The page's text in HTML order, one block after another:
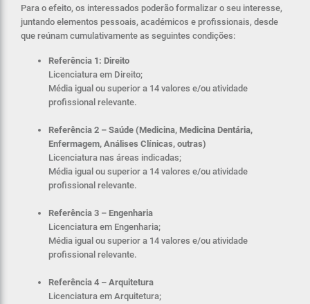
Para o efeito, os interessados poderão formalizar o seu interesse,
juntando elementos pessoais, académicos e profissionais, desde
que reúnam cumulativamente as seguintes condições:
Referência 1: Direito
Licenciatura em Direito;
Média igual ou superior a 14 valores e/ou atividade
profissional relevante.
Referência 2 – Saúde (Medicina, Medicina Dentária,
Enfermagem, Análises Clínicas, outras)
Licenciatura nas áreas indicadas;
Média igual ou superior a 14 valores e/ou atividade
profissional relevante.
Referência 3 – Engenharia
Licenciatura em Engenharia;
Média igual ou superior a 14 valores e/ou atividade
profissional relevante.
Referência 4 – Arquitetura
Licenciatura em Arquitetura;